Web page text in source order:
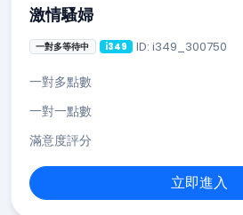
激情騷婦
一對多等待中 i349 ID: i349_300750
一對多點數
一對一點數
滿意度評分
立即進入